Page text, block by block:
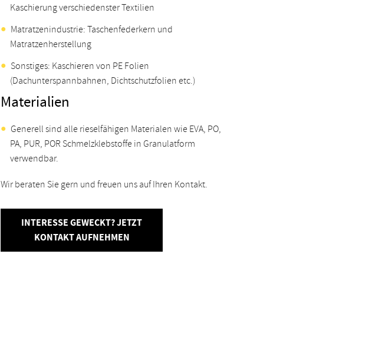
Kaschierung verschiedenster Textilien
Matratzenindustrie: Taschenfederkern und
Matratzenherstellung
Sonstiges: Kaschieren von PE Folien
(Dachunterspannbahnen, Dichtschutzfolien etc.)
Materialien
Generell sind alle rieselfähigen Materialen wie EVA, PO,
PA, PUR, POR Schmelzklebstoffe in Granulatform
verwendbar.
Wir beraten Sie gern und freuen uns auf Ihren Kontakt.
INTERESSE GEWECKT? JETZT
KONTAKT AUFNEHMEN